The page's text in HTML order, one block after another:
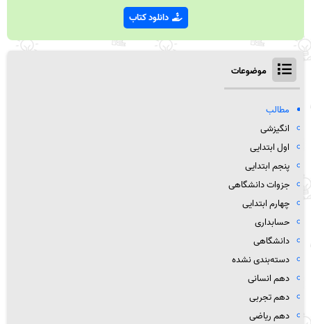
دانلود کتاب
موضوعات
مطالب
انگیزشی
اول ابتدایی
پنجم ابتدایی
جزوات دانشگاهی
چهارم ابتدایی
حسابداری
دانشگاهی
دسته‌بندی نشده
دهم انسانی
دهم تجربی
دهم ریاضی